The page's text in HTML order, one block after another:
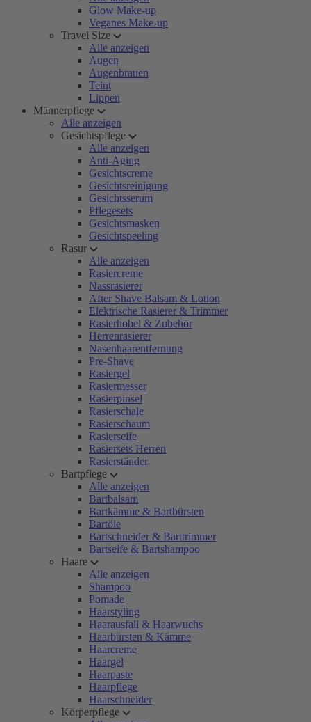
Glow Make-up
Veganes Make-up
Travel Size
Alle anzeigen
Augen
Augenbrauen
Teint
Lippen
Männerpflege
Alle anzeigen
Gesichtspflege
Alle anzeigen
Anti-Aging
Gesichtscreme
Gesichtsreinigung
Gesichtsserum
Pflegesets
Gesichtsmasken
Gesichtspeeling
Rasur
Alle anzeigen
Rasiercreme
Nassrasierer
After Shave Balsam & Lotion
Elektrische Rasierer & Trimmer
Rasierhobel & Zubehör
Herrenrasierer
Nasenhaarentfernung
Pre-Shave
Rasiergel
Rasiermesser
Rasierpinsel
Rasierschale
Rasierschaum
Rasierseife
Rasiersets Herren
Rasierständer
Bartpflege
Alle anzeigen
Bartbalsam
Bartkämme & Bartbürsten
Bartöle
Bartschneider & Barttrimmer
Bartseife & Bartshampoo
Haare
Alle anzeigen
Shampoo
Pomade
Haarstyling
Haarausfall & Haarwuchs
Haarbürsten & Kämme
Haarcreme
Haargel
Haarpaste
Haarpflege
Haarschneider
Körperpflege